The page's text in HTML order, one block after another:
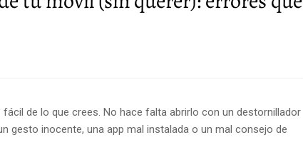
de lo que crees. No hace falta abrirlo con un destornillador
gesto inocente, una app mal instalada o un mal consejo de